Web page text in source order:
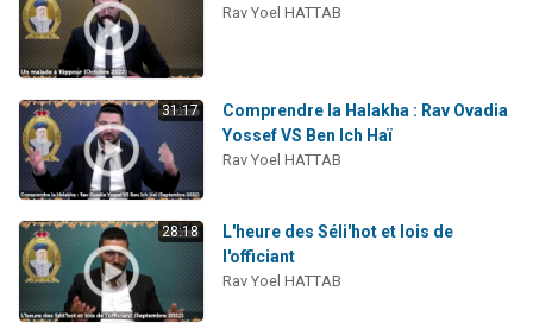
Rav Yoel HATTAB
31:17
Comprendre la Halakha : Rav Ovadia
Yossef VS Ben Ich Haï
Rav Yoel HATTAB
28:18
L'heure des Séli'hot et lois de
l'officiant
Rav Yoel HATTAB